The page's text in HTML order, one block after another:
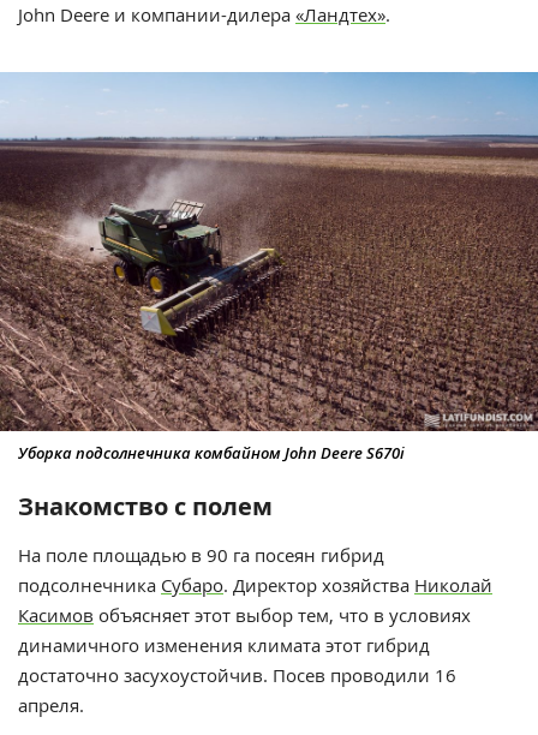
John Deere и компании-дилера «Ландтех».
Уборка подсолнечника комбайном John Deere S670i
Знакомство с полем
На поле площадью в 90 га посеян гибрид
подсолнечника Субаро. Директор хозяйства Николай
Касимов объясняет этот выбор тем, что в условиях
динамичного изменения климата этот гибрид
достаточно засухоустойчив. Посев проводили 16
апреля.